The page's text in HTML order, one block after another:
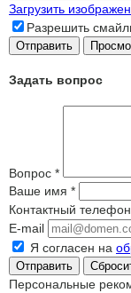
Загрузить
Разрешить
Задать вопрос
Вопрос *
Ваше имя *
Контактный телефон
E-mail
Я согласен на
Персональные